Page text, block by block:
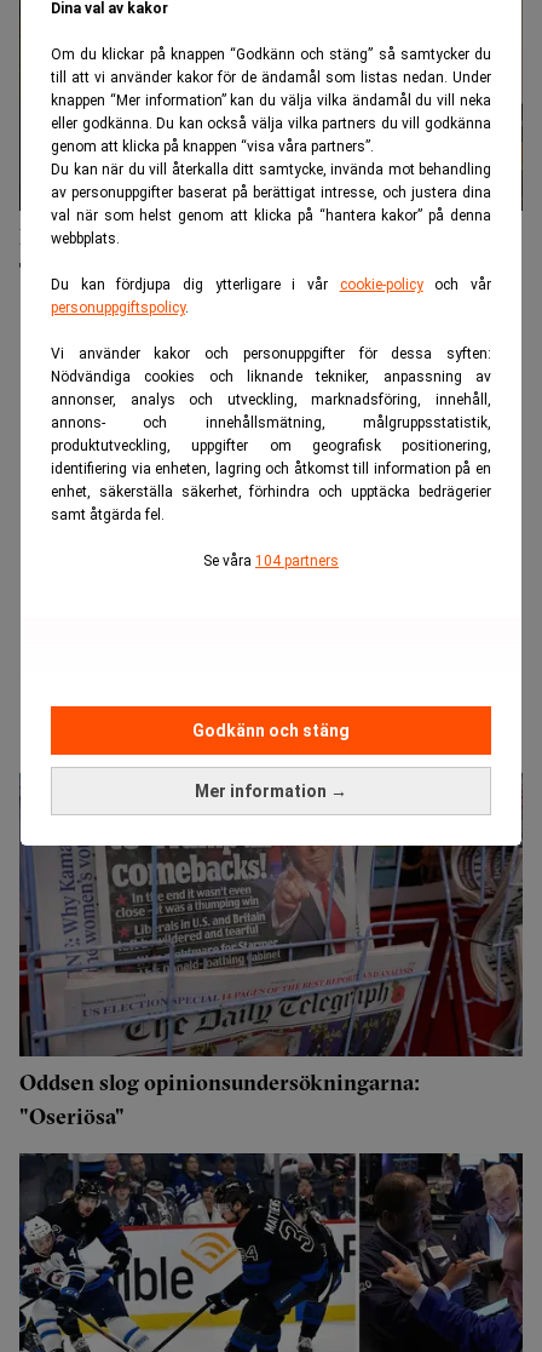
Dina val av kakor
Om du klickar på knappen “Godkänn och stäng” så samtycker du
till att vi använder kakor för de ändamål som listas nedan. Under
knappen “Mer information” kan du välja vilka ändamål du vill neka
eller godkänna. Du kan också välja vilka partners du vill godkänna
genom att klicka på knappen “visa våra partners”.
Du kan när du vill återkalla ditt samtycke, invända mot behandling
av personuppgifter baserat på berättigat intresse, och justera dina
val när som helst genom att klicka på “hantera kakor” på denna
webbplats.
Du kan fördjupa dig ytterligare i vår cookie-policyoch vår
personuppgiftspolicy.
Vi använder kakor och personuppgifter för dessa syften:
Nödvändiga cookies och liknande tekniker, anpassning av
annonser, analys och utveckling, marknadsföring, innehåll,
annons- och innehållsmätning, målgruppsstatistik,
produktutveckling, uppgifter om geografisk positionering,
identifiering via enheten, lagring och åtkomst till information på en
enhet, säkerställa säkerhet, förhindra och upptäcka bedrägerier
samt åtgärda fel.
Se våra 104 partners
Mer information →
Godkänn och stäng
Förvärvet klart: Mikael König ny vd i omvandlade
Tyrill
Oddsen slog opinionsundersökningarna:
"Oseriösa"